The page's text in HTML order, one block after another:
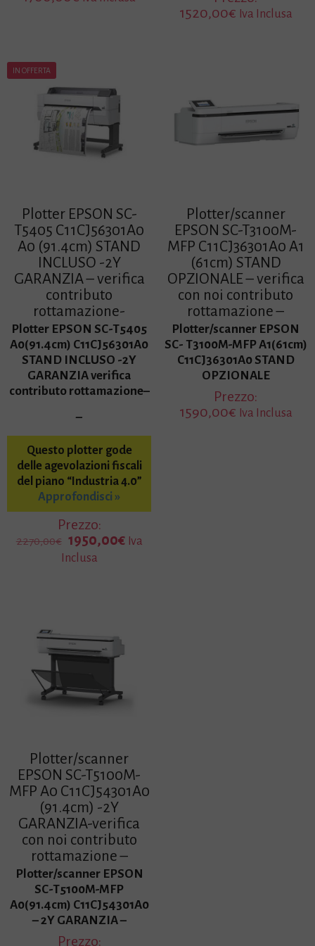
1520,00€ Iva Inclusa
IN OFFERTA
Plotter EPSON SC-
T5405 C11CJ56301A0
A0 (91.4cm) STAND
INCLUSO -2Y
GARANZIA – verifica
contributo
rottamazione-
Plotter EPSON SC-T5405
A0(91.4cm) C11CJ56301A0
STAND INCLUSO -2Y
GARANZIA verifica
contributo rottamazione–
–
Questo plotter gode
delle agevolazioni fiscali
del piano “Industria 4.0”
Approfondisci »
Prezzo:
2270,00€ I
l
o
i
g
a
l
e
e
r
a
2
2
7
0
,
0
1950,00€I
o
e
è
:
9
5
0
0
€
.
Iva
Inclusa
Plotter/scanner
EPSON SC-T3100M-
MFP C11CJ36301A0 A1
(61cm) STAND
OPZIONALE – verifica
con noi contributo
rottamazione –
Plotter/scanner EPSON
SC- T3100M-MFP A1(61cm)
C11CJ36301A0 STAND
OPZIONALE
Prezzo:
1590,00€ Iva Inclusa
Plotter/scanner
EPSON SC-T5100M-
MFP A0 C11CJ54301A0
(91.4cm) -2Y
GARANZIA-verifica
con noi contributo
rottamazione –
Plotter/scanner EPSON
SC-T5100M-MFP
A0(91.4cm) C11CJ54301A0
– 2Y GARANZIA –
Prezzo: